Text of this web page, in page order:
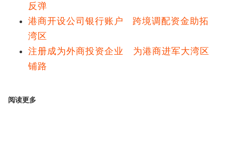
反弹
港商开设公司银行账户 跨境调配资金助拓
湾区
注册成为外商投资企业 为港商进军大湾区
铺路
阅读更多